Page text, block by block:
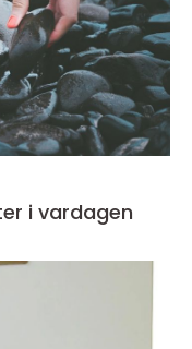
fötter i vardagen